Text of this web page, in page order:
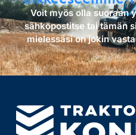
Voit myös olla suoraan
sähköpostitse tai tämän
mielessäsi on jokin